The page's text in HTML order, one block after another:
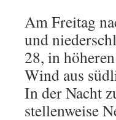
Am Freitag
und
28, in
Wind aus
In der Nacht
stellenweise